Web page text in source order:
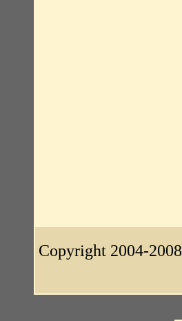
Copyright 2004-2008